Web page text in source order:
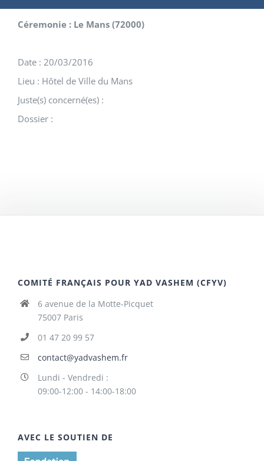
Céremonie : Le Mans (72000)
Date : 20/03/2016
Lieu : Hôtel de Ville du Mans
Juste(s) concerné(es) :
Dossier :
COMITÉ FRANÇAIS POUR YAD VASHEM (CFYV)
6 avenue de la Motte-Picquet
75007 Paris
01 47 20 99 57
contact@yadvashem.fr
Lundi - Vendredi :
09:00-12:00 - 14:00-18:00
AVEC LE SOUTIEN DE